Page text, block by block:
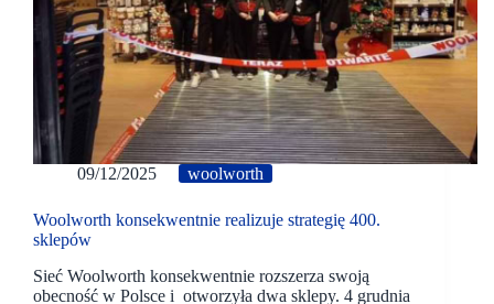
09/12/2025 woolworth
Woolworth konsekwentnie realizuje strategię 400.
sklepów
Sieć Woolworth konsekwentnie rozszerza swoją
obecność w Polsce i otworzyła dwa sklepy. 4 grudnia